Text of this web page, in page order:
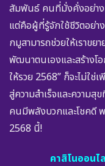
สัมพันธ์ คนที่มั่งคั่งอย่าง
แต่คือผู้ที่รู้จักใช้ชีวิตอย่า
กมูสามารถช่วยให้เราขย
พัฒนาตนเองและสร้างโ
ให้รวย 2568” ก็จะไม่ใช่
สู่ความสำเร็จและความ
คนมีพลังบวกและโชคดี
2568 นี้!
คาสิโนออนไ